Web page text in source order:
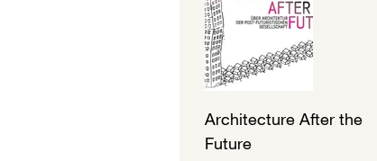
Architecture After the
Future